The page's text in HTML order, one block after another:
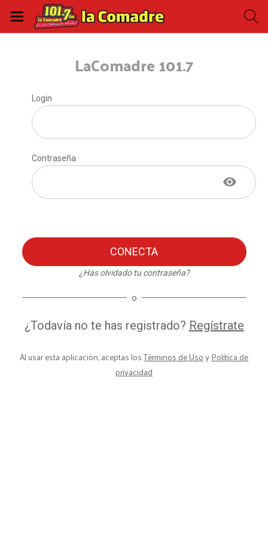
LaComadre 101.7
Login
Contraseña
CONECTA
¿Has olvidado tu contraseña?
o
¿Todavía no te has registrado? Regístrate
Al usar esta aplicación, aceptas losTérminos de UsoyPolítica de
privacidad